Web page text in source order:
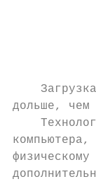
дольше, чем